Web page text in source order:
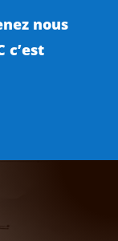
nous
c’est